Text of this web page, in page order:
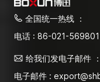
全国统一热线 ：
电话 : 86-021-
给我们发电子邮件 ：
电子邮件 :